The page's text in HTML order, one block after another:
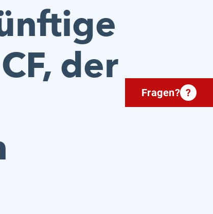
der
Fragen? ?